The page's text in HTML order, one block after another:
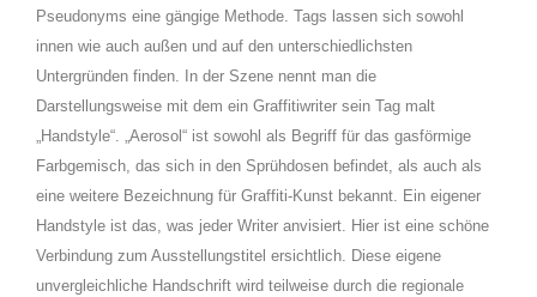
Pseudonyms eine gängige Methode. Tags lassen sich sowohl
innen wie auch außen und auf den unterschiedlichsten
Untergründen finden. In der Szene nennt man die
Darstellungsweise mit dem ein Graffitiwriter sein Tag malt
„Handstyle“. „Aerosol“ ist sowohl als Begriff für das gasförmige
Farbgemisch, das sich in den Sprühdosen befindet, als auch als
eine weitere Bezeichnung für Graffiti-Kunst bekannt. Ein eigener
Handstyle ist das, was jeder Writer anvisiert. Hier ist eine schöne
Verbindung zum Ausstellungstitel ersichtlich. Diese eigene
unvergleichliche Handschrift wird teilweise durch die regionale